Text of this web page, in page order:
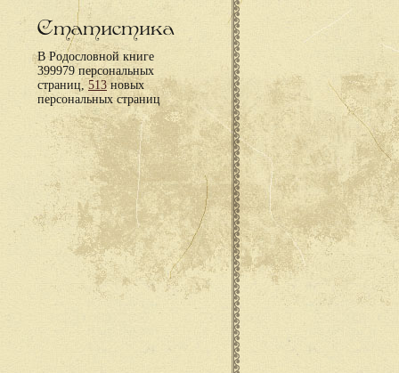
Статистика
В Родословной книге
399979 персональных
страниц,513новых
персональных страниц